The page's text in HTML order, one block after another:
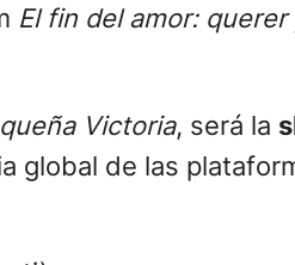
El fin del amor: querer
Victoria, será la
global de las